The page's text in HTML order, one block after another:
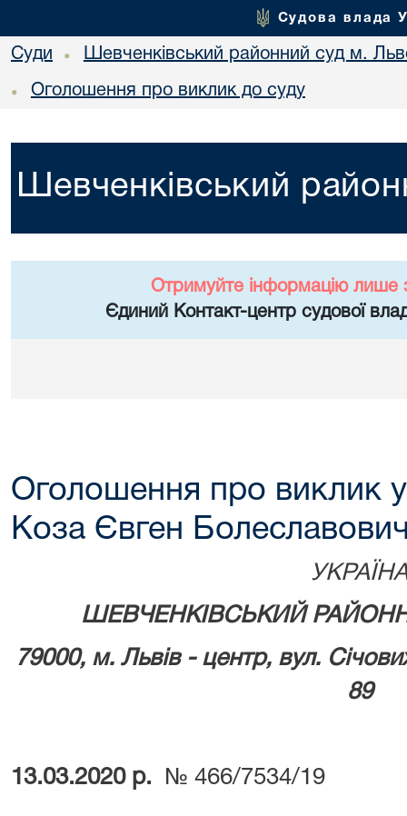
Судова влада
Суди • Шевченківський районний суд м.
• Оголошення про виклик до суду
Шевченківський
Отримуйте інформацію лише
Єдиний Контакт-центр судової
Оголошення про виклик у
Коза Євген
ШЕВЧЕНКІВСЬКИЙ
79000, м. Львів - центр, вул.
89
13.03.2020 р. № 466/7534/19